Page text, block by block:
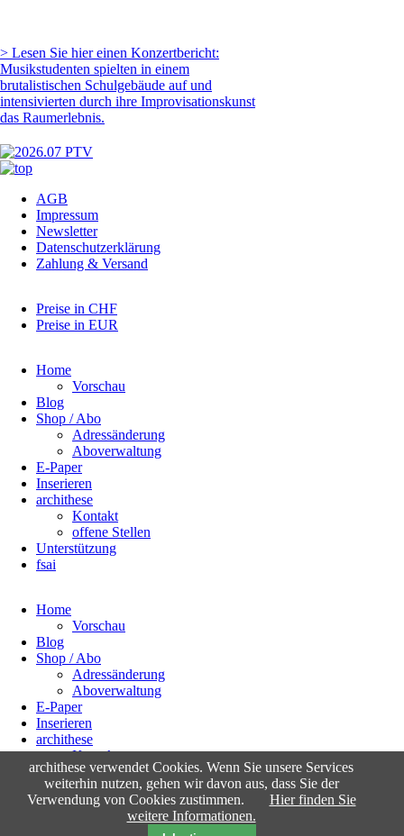
> Lesen Sie hier einen Konzertbericht:
Musikstudenten spielten in einem
brutalistischen Schulgebäude auf und
intensivierten durch ihre Improvisationskunst
das Raumerlebnis.
überspringen
AGB
Impressum
Newsletter
Datenschutzerklärung
Zahlung & Versand
Preise in CHF
Preise in EUR
überspringen
Home
Vorschau
Blog
Shop / Abo
Adressänderung
Aboverwaltung
E-Paper
Inserieren
archithese
Kontakt
offene Stellen
Unterstützung
fsai
Home
Vorschau
Blog
Shop / Abo
Adressänderung
Aboverwaltung
E-Paper
Inserieren
archithese
Kontakt
offene Stellen
Unterstützung
fsai
archithese verwendet Cookies. Wenn Sie unsere Services
weiterhin nutzen, gehen wir davon aus, dass Sie der
Verwendung von Cookies zustimmen.
Hier finden Sie
weitere Informationen.